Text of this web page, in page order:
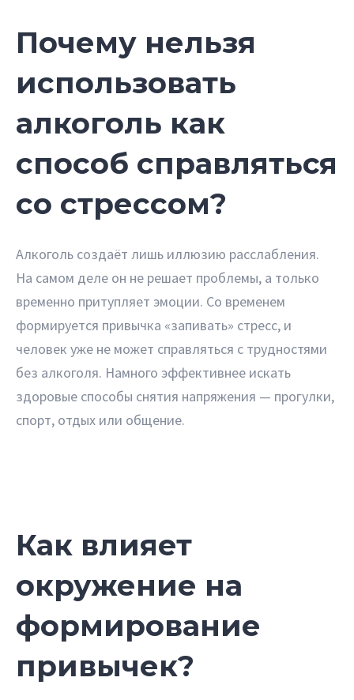
Почему нельзя
использовать
алкоголь как
способ справляться
со стрессом?
Алкоголь создаёт лишь иллюзию расслабления.
На самом деле он не решает проблемы, а только
временно притупляет эмоции. Со временем
формируется привычка «запивать» стресс, и
человек уже не может справляться с трудностями
без алкоголя. Намного эффективнее искать
здоровые способы снятия напряжения — прогулки,
спорт, отдых или общение.
Как влияет
окружение на
формирование
привычек?